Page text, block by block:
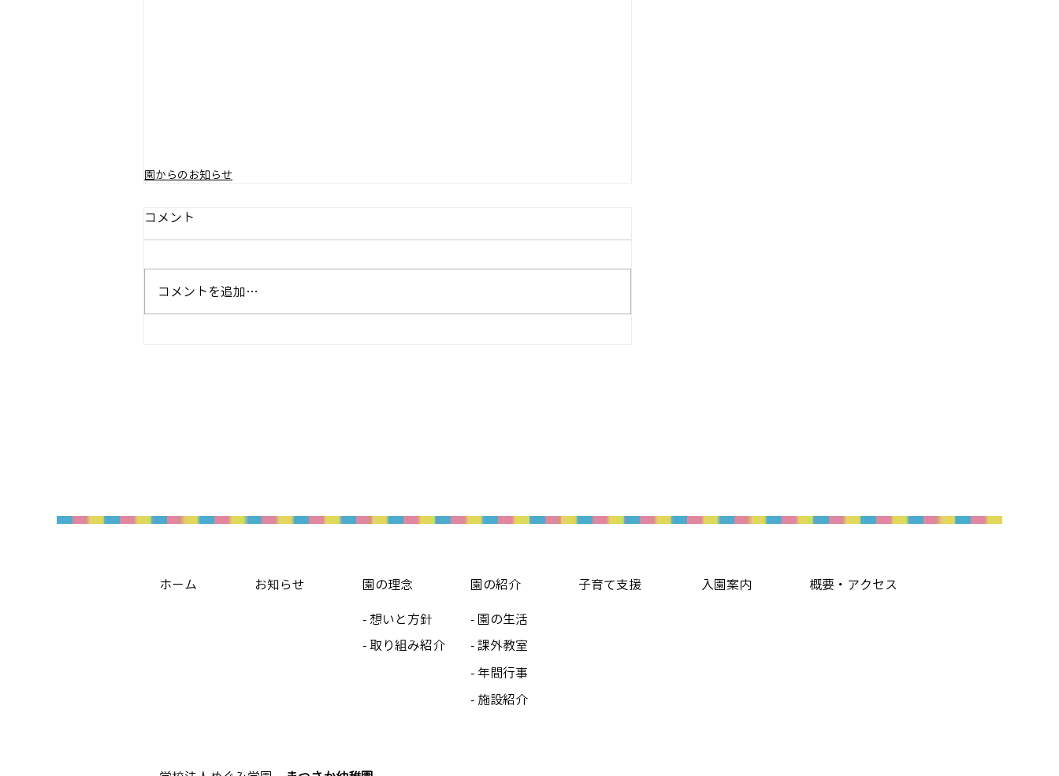
園からのお知らせ
コメント
コメントを追加…
ホーム お知らせ
園の理念
- 想いと方針
- 取り組み紹介
園の紹介
- 園の生活
- 課外教室
- 年間行事
- 施設紹介
子育て支援 入園案内 概要・アクセス